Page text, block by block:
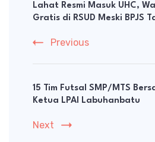
Navigation
Lahat Resmi Masuk UHC,
Gratis di RSUD Meski BPJS
Previous
15 Tim Futsal SMP/MTS
Ketua LPAI Labuhanbatu
Next